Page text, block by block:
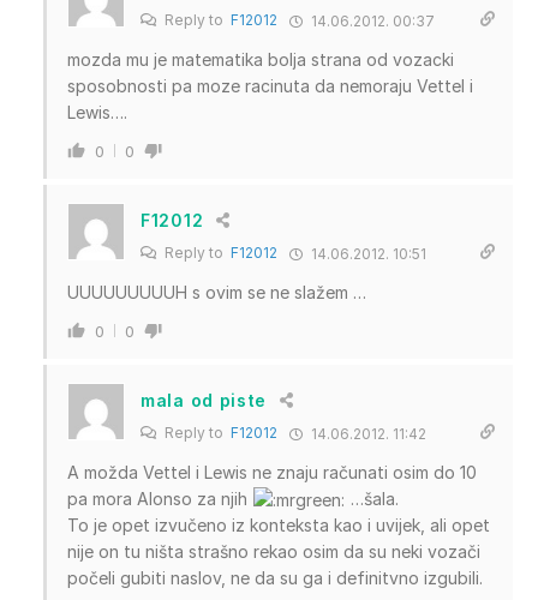
Reply to F12012 14.06.2012. 00:37
mozda mu je matematika bolja strana od vozacki
sposobnosti pa moze racinuta da nemoraju Vettel i
Lewis….
0 0
F12012
Reply to F12012 14.06.2012. 10:51
UUUUUUUUUH s ovim se ne slažem …
0 0
mala od piste
Reply to F12012 14.06.2012. 11:42
A možda Vettel i Lewis ne znaju računati osim do 10
pa mora Alonso za njih
…šala.
To je opet izvučeno iz konteksta kao i uvijek, ali opet
nije on tu ništa strašno rekao osim da su neki vozači
počeli gubiti naslov, ne da su ga i definitvno izgubili.